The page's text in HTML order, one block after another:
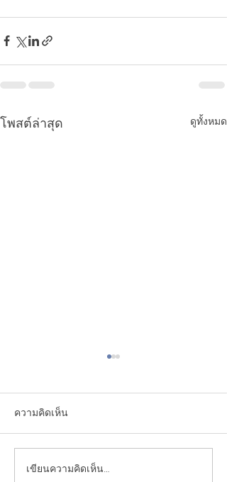
โพสต์ล่าสุด ดูทั้งหมด
ความคิดเห็น
เขียนความคิดเห็น…